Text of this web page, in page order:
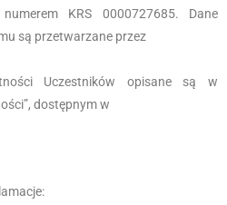
KRS 0000727685. Dane
są przetwarzane przez
Uczestników opisane są w
dostępnym w